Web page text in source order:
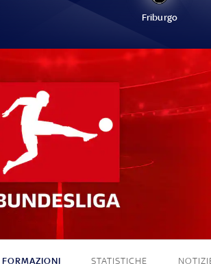
Friburgo
0 - 0
FORMAZIONI STATISTICHE